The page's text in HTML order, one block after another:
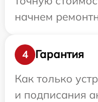
начнем
4
Гарантия
Как только
и подписания